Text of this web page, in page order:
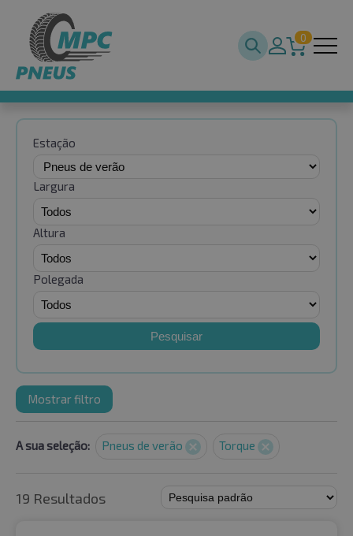
0
Estação
Largura
Altura
Polegada
Pesquisar
Mostrar filtro
A sua seleção: Pneus de verão Torque
19 Resultados